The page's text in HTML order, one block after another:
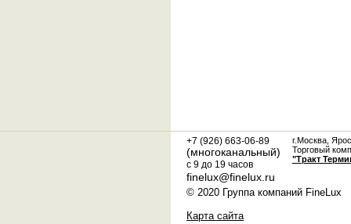
+7 (926) 663-06-89
(многоканальный)
с 9 до 19 часов
finelux@finelux.ru
г.Москва,
Торговый
"Тракт
© 2020 Группа компаний FineLux
Карта сайта